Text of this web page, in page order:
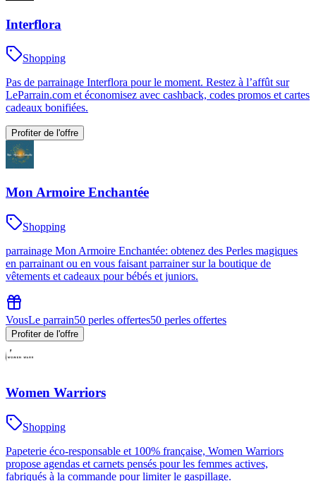
Interflora
Shopping
Pas de parrainage Interflora pour le moment. Restez à l’affût sur
LeParrain.com et économisez avec cashback, codes promos et cartes
cadeaux bonifiées.
Profiter de l'offre
Mon Armoire Enchantée
Shopping
parrainage Mon Armoire Enchantée: obtenez des Perles magiques
en parrainant ou en vous faisant parrainer sur la boutique de
vêtements et cadeaux pour bébés et juniors.
VousLe parrain50 perles offertes50 perles offertes
Profiter de l'offre
Women Warriors
Shopping
Papeterie éco-responsable et 100% française, Women Warriors
propose agendas et carnets pensés pour les femmes actives,
fabriqués à la commande pour limiter le gaspillage.